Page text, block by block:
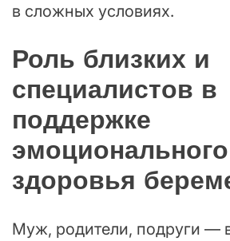
в сложных условиях.
Роль близких и
специалистов в
поддержке
эмоционального
здоровья
Муж, родители, подруги —